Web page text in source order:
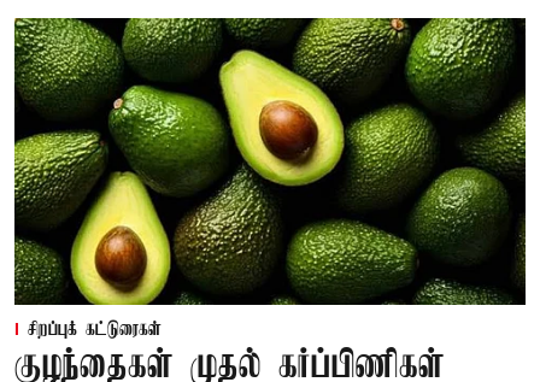
சிறப்புக் கட்டுரைகள்
குழந்தைகள் முதல் கர்ப்பிணிகள்